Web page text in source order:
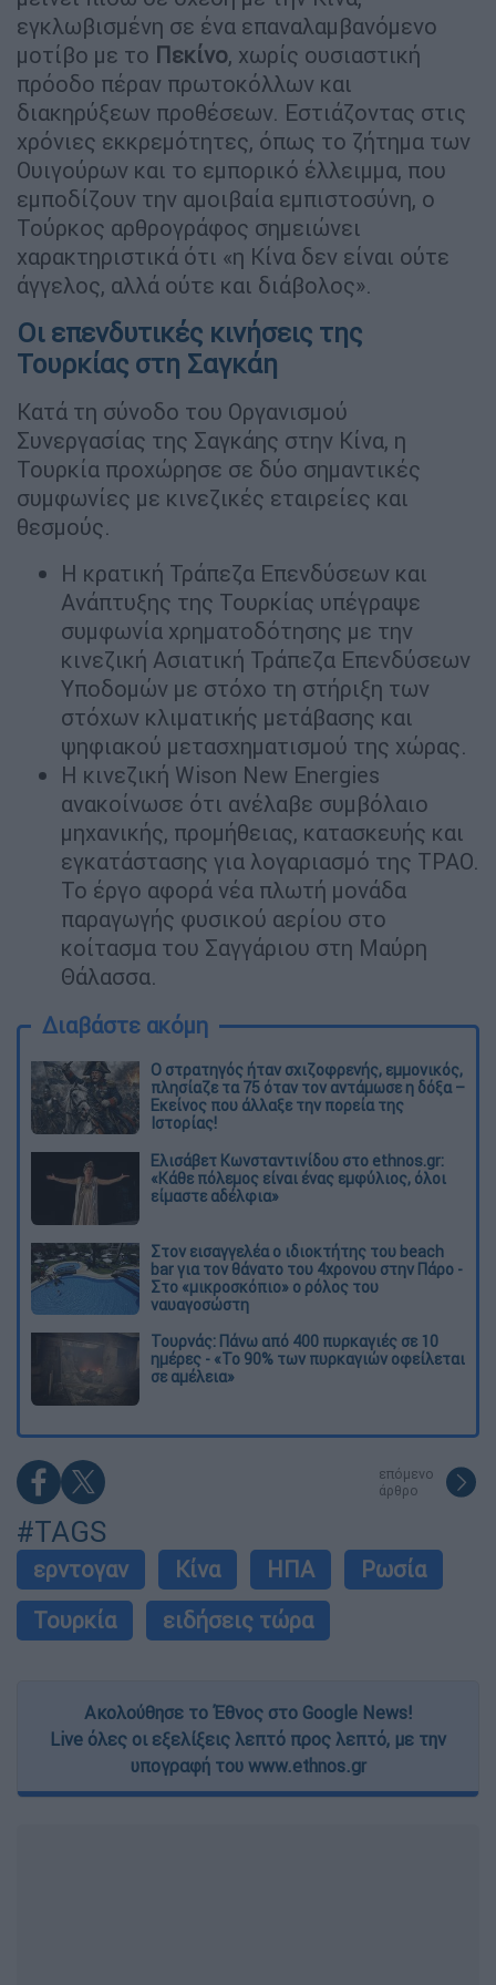
εγκλωβισμένη σε ένα επαναλαμβανόμενο
μοτίβο με το Πεκίνο, χωρίς ουσιαστική
πρόοδο πέραν πρωτοκόλλων και
διακηρύξεων προθέσεων. Εστιάζοντας στις
χρόνιες εκκρεμότητες, όπως το ζήτημα των
Ουιγούρων και το εμπορικό έλλειμμα, που
εμποδίζουν την αμοιβαία εμπιστοσύνη, ο
Τούρκος αρθρογράφος σημειώνει
χαρακτηριστικά ότι «η Κίνα δεν είναι ούτε
άγγελος, αλλά ούτε και διάβολος».
Οι επενδυτικές κινήσεις της
Τουρκίας στη Σαγκάη
Κατά τη σύνοδο του Οργανισμού
Συνεργασίας της Σαγκάης στην Κίνα, η
Τουρκία προχώρησε σε δύο σημαντικές
συμφωνίες με κινεζικές εταιρείες και
θεσμούς.
Η κρατική Τράπεζα Επενδύσεων και
Ανάπτυξης της Τουρκίας υπέγραψε
συμφωνία χρηματοδότησης με την
κινεζική Ασιατική Τράπεζα Επενδύσεων
Υποδομών με στόχο τη στήριξη των
στόχων κλιματικής μετάβασης και
ψηφιακού μετασχηματισμού της χώρας.
Η κινεζική Wison New Energies
ανακοίνωσε ότι ανέλαβε συμβόλαιο
μηχανικής, προμήθειας, κατασκευής και
εγκατάστασης για λογαριασμό της ΤΡΑΟ.
Το έργο αφορά νέα πλωτή μονάδα
παραγωγής φυσικού αερίου στο
κοίτασμα του Σαγγάριου στη Μαύρη
Θάλασσα.
Διαβάστε ακόμη
O στρατηγός ήταν σχιζοφρενής, εμμονικός,
πλησίαζε τα 75 όταν τον αντάμωσε η δόξα –
Εκείνος που άλλαξε την πορεία της
Ιστορίας!
Ελισάβετ Κωνσταντινίδου στο ethnos.gr:
«Κάθε πόλεμος είναι ένας εμφύλιος, όλοι
είμαστε αδέλφια»
Στον εισαγγελέα ο ιδιοκτήτης του beach
bar για τον θάνατο του 4χρονου στην Πάρο -
Στο «μικροσκόπιο» ο ρόλος του
ναυαγοσώστη
Τουρνάς: Πάνω από 400 πυρκαγιές σε 10
ημέρες - «Το 90% των πυρκαγιών οφείλεται
σε αμέλεια»
επόμενο
άρθρο
#TAGS
ερντογαν Κίνα ΗΠΑ
Ρωσία
Τουρκία
ειδήσεις τώρα
Ακολούθησε το Έθνος στο Google News!
Live όλες οι εξελίξεις λεπτό προς λεπτό, με την
υπογραφή του www.ethnos.gr